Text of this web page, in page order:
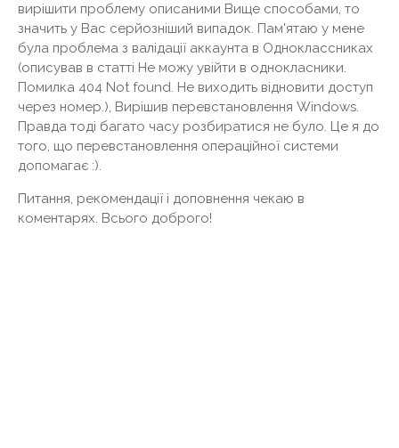
вирішити проблему описаними Вище способами, то
значить у Вас серйозніший випадок. Пам'ятаю у мене
була проблема з валідації аккаунта в Одноклассниках
(описував в статті Не можу увійти в однокласники.
Помилка 404 Not found. Не виходить відновити доступ
через номер.), Вирішив перевстановлення Windows.
Правда тоді багато часу розбиратися не було. Це я до
того, що перевстановлення операційної системи
допомагає :).
Питання, рекомендації і доповнення чекаю в
коментарях. Всього доброго!